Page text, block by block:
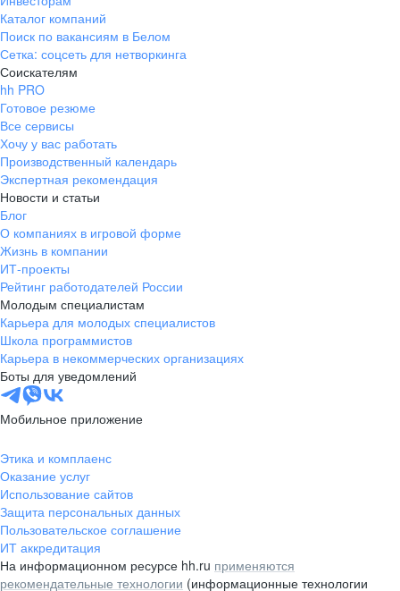
Каталог компаний
Поиск по вакансиям в Белом
Сетка: соцсеть для нетворкинга
Соискателям
hh PRO
Готовое резюме
Все сервисы
Хочу у вас работать
Производственный календарь
Экспертная рекомендация
Новости и статьи
Блог
О компаниях в игровой форме
Жизнь в компании
ИТ-проекты
Рейтинг работодателей России
Молодым специалистам
Карьера для молодых специалистов
Школа программистов
Карьера в некоммерческих организациях
Боты для уведомлений
Мобильное приложение
Этика и комплаенс
Оказание услуг
Использование сайтов
Защита персональных данных
Пользовательское соглашение
ИТ аккредитация
На информационном ресурсе hh.ru применяются
рекомендательные технологии (информационные технологии